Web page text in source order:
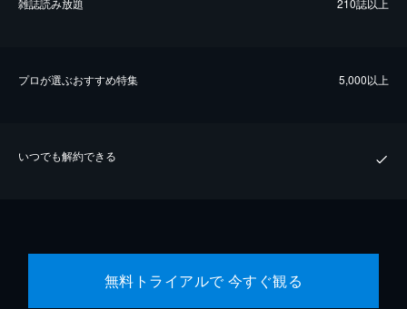
雑誌読み放題 210誌以上
プロが選ぶおすすめ特集 5,000以上
いつでも解約できる
無料トライアルで 今すぐ観る